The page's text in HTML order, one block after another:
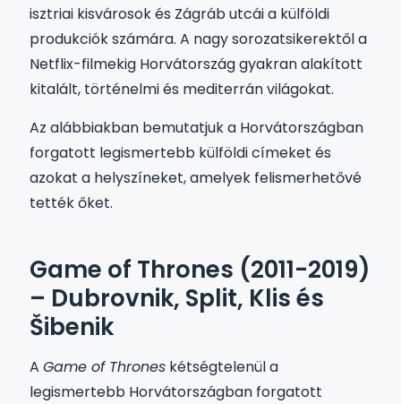
isztriai kisvárosok és Zágráb utcái a külföldi
produkciók számára. A nagy sorozatsikerektől a
Netflix-filmekig Horvátország gyakran alakított
kitalált, történelmi és mediterrán világokat.
Az alábbiakban bemutatjuk a Horvátországban
forgatott legismertebb külföldi címeket és
azokat a helyszíneket, amelyek felismerhetővé
tették őket.
Game of Thrones (2011-2019)
– Dubrovnik, Split, Klis és
Šibenik
A Game of Thrones kétségtelenül a
legismertebb Horvátországban forgatott